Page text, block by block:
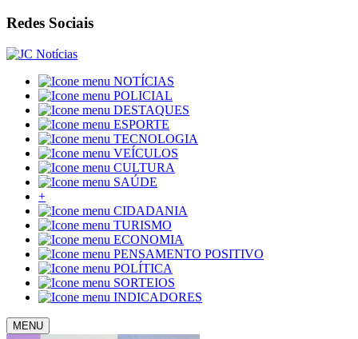
Redes Sociais
NOTÍCIAS
POLICIAL
DESTAQUES
ESPORTE
TECNOLOGIA
VEÍCULOS
CULTURA
SAÚDE
+
CIDADANIA
TURISMO
ECONOMIA
PENSAMENTO POSITIVO
POLÍTICA
SORTEIOS
INDICADORES
MENU